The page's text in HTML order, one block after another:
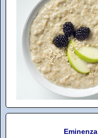
Eminenza